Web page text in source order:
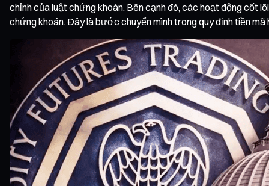
chỉnh của luật chứng khoán. Bên cạnh đó, các hoạt động cốt
chứng khoán. Đây là bước chuyển mình trong quy định tiền